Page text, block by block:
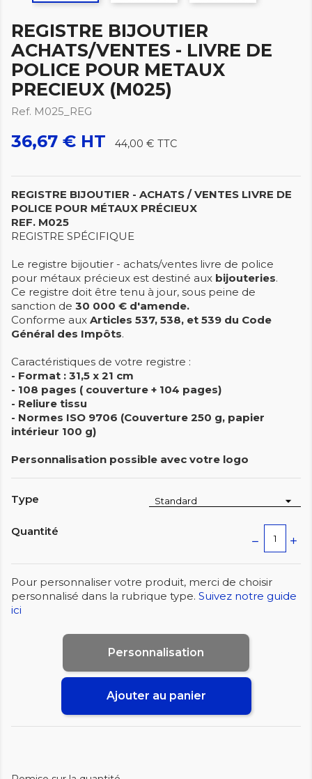
REGISTRE BIJOUTIER
ACHATS/VENTES - LIVRE DE
POLICE POUR METAUX
PRECIEUX (M025)
Ref. M025_REG
36,67 € HT 44,00 € TTC
REGISTRE BIJOUTIER - ACHATS / VENTES LIVRE DE
POLICE POUR MÉTAUX PRÉCIEUX
REF. M025
REGISTRE SPÉCIFIQUE
Le registre bijoutier - achats/ventes livre de police
pour métaux précieux est destiné aux bijouteries.
Ce registre doit être tenu à jour, sous peine de
sanction de 30 000 € d'amende.
Conforme aux Articles 537, 538, et 539 du Code
Général des Impôts.
Caractéristiques de votre registre :
- Format : 31,5 x 21 cm
- 108 pages ( couverture + 104 pages)
- Reliure tissu
- Normes ISO 9706 (Couverture 250 g, papier
intérieur 100 g)
Personnalisation possible avec votre logo
Type
Quantité
Pour personnaliser votre produit, merci de choisir
personnalisé dans la rubrique type. Suivez notre guide
ici
Personnalisation
Ajouter au panier